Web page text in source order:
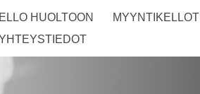
HUOLTOON MYYNTIKELLOT